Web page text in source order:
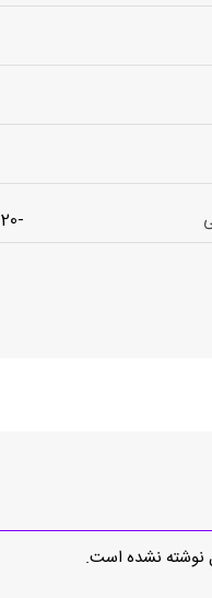
-20 تا +80 درجه سلسیوس
نوشته نشده است.